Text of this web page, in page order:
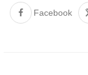
Facebook